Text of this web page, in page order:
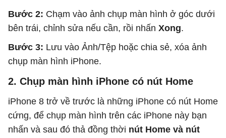
Bước 2: Chạm vào ảnh chụp màn hình ở góc dưới
bên trái, chỉnh sửa nếu cần, rồi nhấn Xong.
Bước 3: Lưu vào Ảnh/Tệp hoặc chia sẻ, xóa ảnh
chụp màn hình iPhone.
2. Chụp màn hình iPhone có nút Home
iPhone 8 trở về trước là những iPhone có nút Home
cứng, để chụp màn hình trên các iPhone này bạn
nhấn và sau đó thả đồng thời nút Home và nút